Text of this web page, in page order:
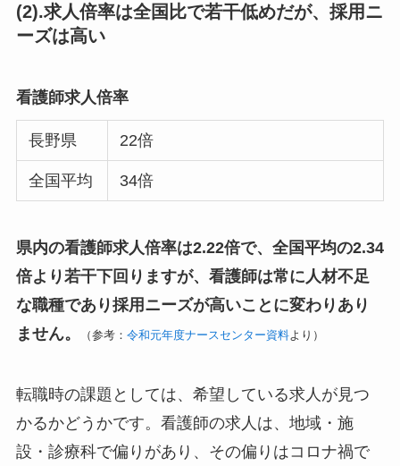
(2).求人倍率は全国比で若干低めだが、採用ニ
ーズは高い
看護師求人倍率
長野県 22倍
全国平均 34倍
県内の看護師求人倍率は2.22倍で、全国平均の2.34
倍より若干下回りますが、看護師は常に人材不足
な職種であり採用ニーズが高いことに変わりあり
ません。
（参考： 令和元年度ナースセンター資料より）
転職時の課題としては、希望している求人が見つ
かるかどうかです。看護師の求人は、地域・施
設・診療科で偏りがあり、その偏りはコロナ禍で